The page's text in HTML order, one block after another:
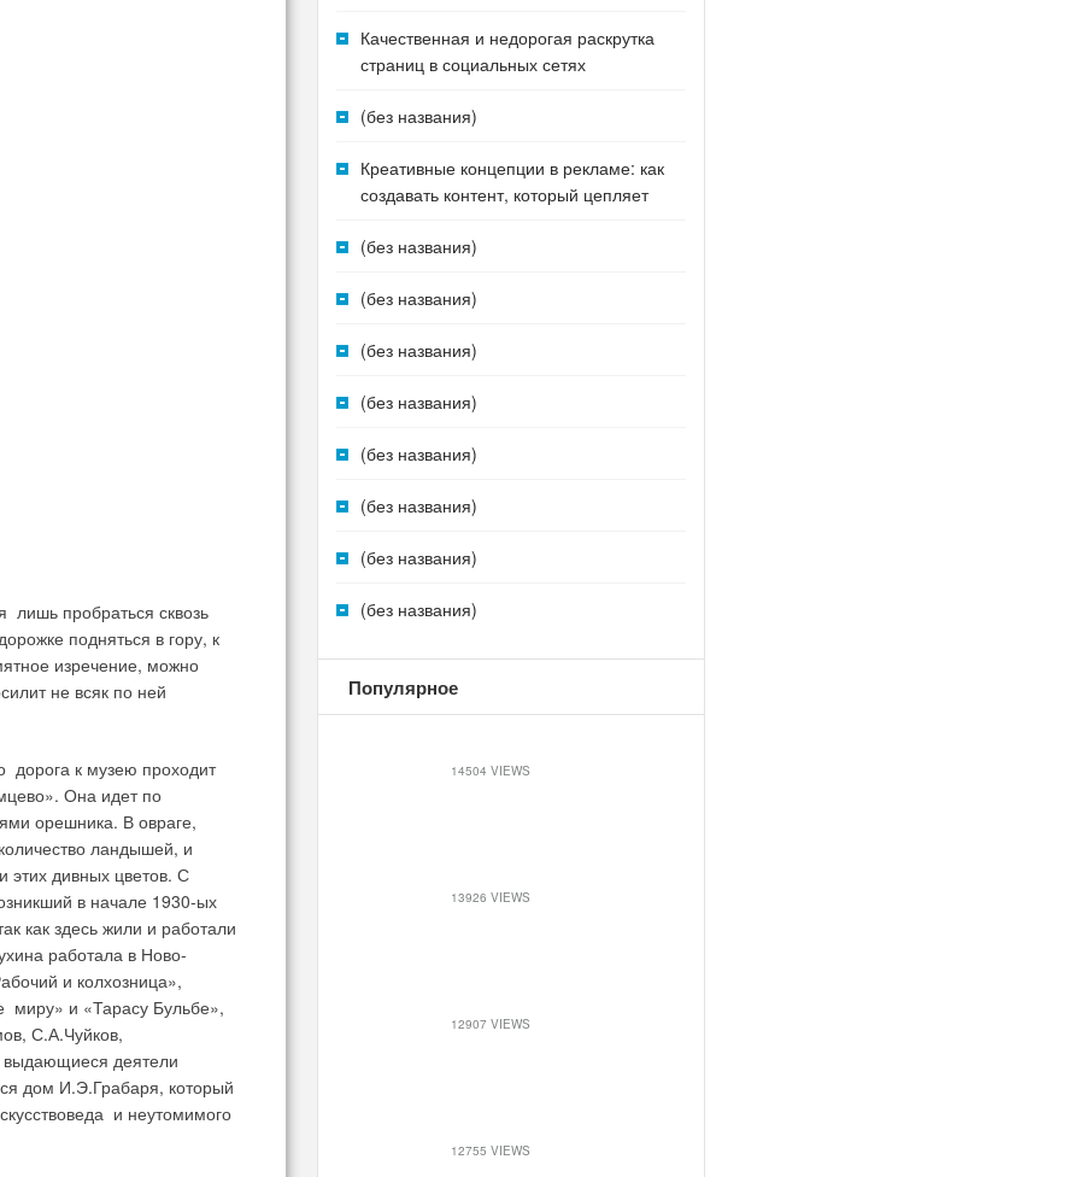
лишь пробраться сквозь
подняться в гору, к
изречение, можно
не всяк по ней
дорога к музею проходит
Она идет по
орешника. В овраге,
ландышей, и
этих дивных цветов. С
в начале 1930-ых
как здесь жили и работали
работала в Ново-
и колхозница»,
и «Тарасу Бульбе»,
С.А.Чуйков,
деятели
дом И.Э.Грабаря, который
и неутомимого
Качественная и недорогая раскрутка
страниц в социальных сетях
(без названия)
Креативные концепции в рекламе: как
создавать контент, который цепляет
(без названия)
(без названия)
(без названия)
(без названия)
(без названия)
(без названия)
(без названия)
(без названия)
Популярное
14504 VIEWS
13926 VIEWS
12907 VIEWS
12755 VIEWS